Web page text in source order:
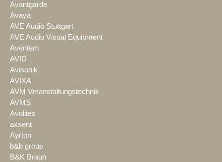
Avantgarde
Avaya
AVE Audio Stuttgart
AVE Audio Visual Equipment
Aventem
AVID
Avisonik
AVIXA
AVM Veranstaltungstechnik
AVMS
Avolites
axxent
Ayrton
b&b group
B&K Braun